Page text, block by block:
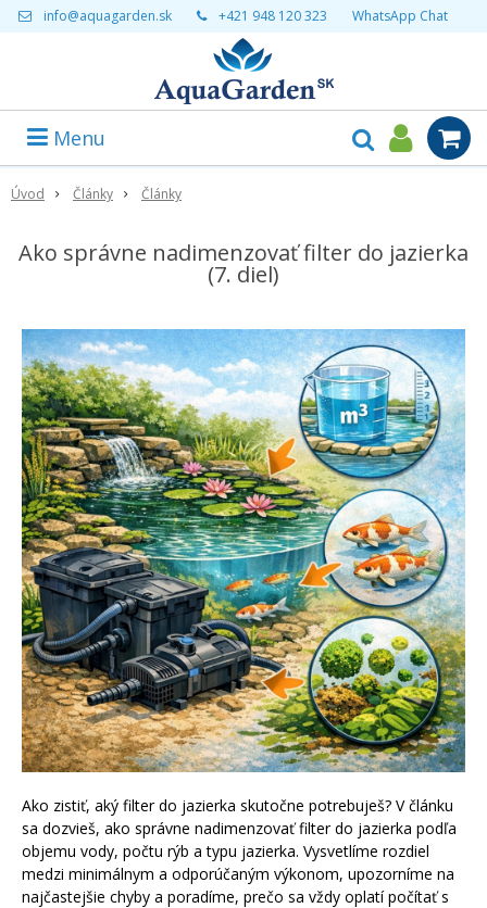
info@aquagarden.sk +421 948 120 323 WhatsApp Chat
Menu
Úvod Články Články
Ako správne nadimenzovať filter do jazierka
(7. diel)
Ako zistiť, aký filter do jazierka skutočne potrebuješ? V článku
sa dozvieš, ako správne nadimenzovať filter do jazierka podľa
objemu vody, počtu rýb a typu jazierka. Vysvetlíme rozdiel
medzi minimálnym a odporúčaným výkonom, upozorníme na
najčastejšie chyby a poradíme, prečo sa vždy oplatí počítať s